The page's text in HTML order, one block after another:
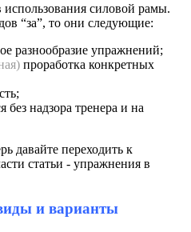
силовой рамы.
“за”, то они следующие:
разнообразие упражнений;
проработка конкретных
без надзора тренера и на
давайте переходить к
статьи - упражнения в
и варианты